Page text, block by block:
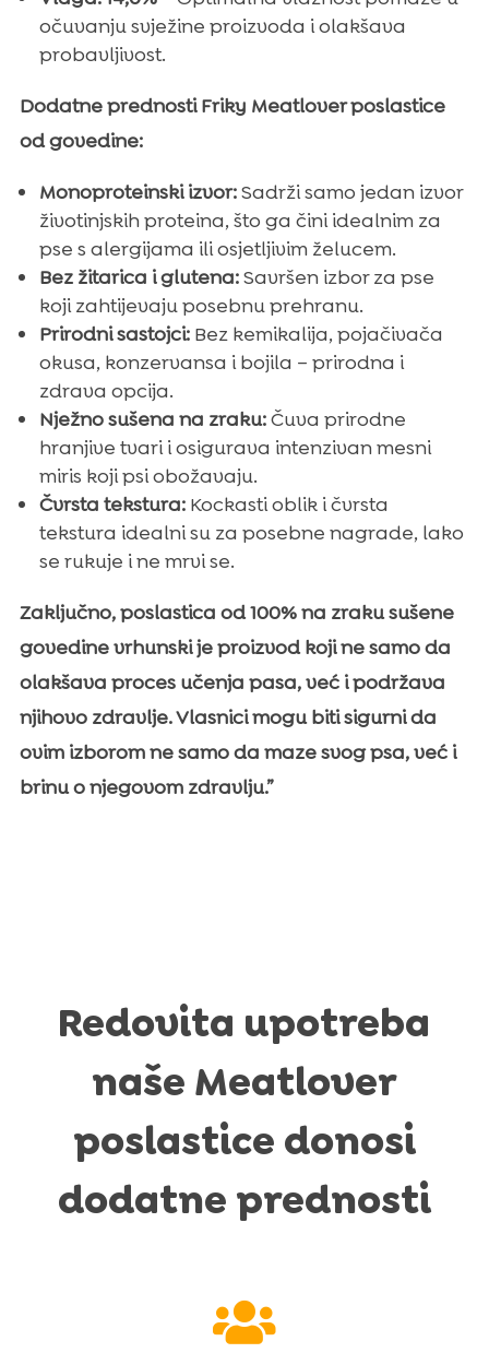
očuvanju svježine proizvoda i olakšava
probavljivost.
Dodatne prednosti Friky Meatlover poslastice
od govedine:
Monoproteinski izvor:Sadrži samo jedan izvor
životinjskih proteina, što ga čini idealnim za
pse s alergijama ili osjetljivim želucem.
Bez žitarica i glutena:Savršen izbor za pse
koji zahtijevaju posebnu prehranu.
Prirodni sastojci:Bez kemikalija, pojačivača
okusa, konzervansa i bojila – prirodna i
zdrava opcija.
Nježno sušena na zraku:Čuva prirodne
hranjive tvari i osigurava intenzivan mesni
miris koji psi obožavaju.
Čvrsta tekstura:Kockasti oblik i čvrsta
tekstura idealni su za posebne nagrade, lako
se rukuje i ne mrvi se.
Zaključno, poslastica od 100% na zraku sušene
govedine vrhunski je proizvod koji ne samo da
olakšava proces učenja pasa, već i podržava
njihovo zdravlje. Vlasnici mogu biti sigurni da
ovim izborom ne samo da maze svog psa, već i
brinu o njegovom zdravlju.”
Redovita upotreba
naše Meatlover
poslastice donosi
dodatne prednosti
